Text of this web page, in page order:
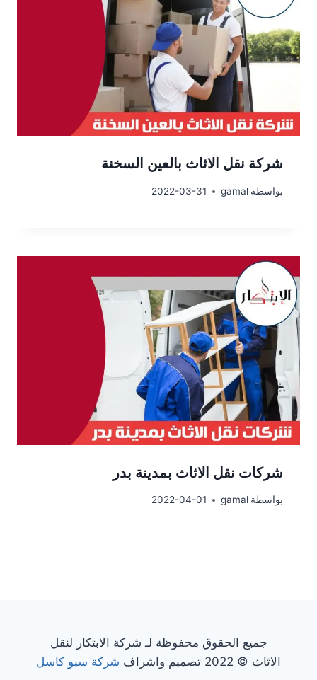
شركة نقل الاثاث بالعين السخنة
بواسطة gamal
2022-03-31
شركات نقل الاثاث بمدينة بدر
بواسطة gamal
2022-04-01
جميع الحقوق محفوظة لـ شركة الابتكار لنقل
الاثاث © 2022 تصميم واشراف
شركة سيو كاسل